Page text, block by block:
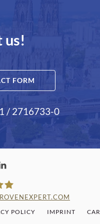
us!
FORM
/ 2716733-0
HABERKAMM &
POLICY IMPRINT